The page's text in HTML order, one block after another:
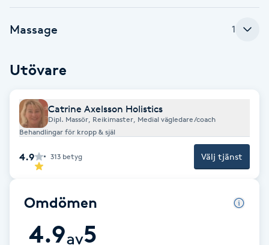
E
Enzympeeling
Extensions
Extensions borttagning
Eyeliner-tatuering
Massage 1
Utövare
Catrine Axelsson Holistics
Dipl. Massör, Reikimaster, Medial vägledare/coach
Behandlingar för kropp & själ
4.9 313 betyg Välj tjänst
Omdömen
4.9av5